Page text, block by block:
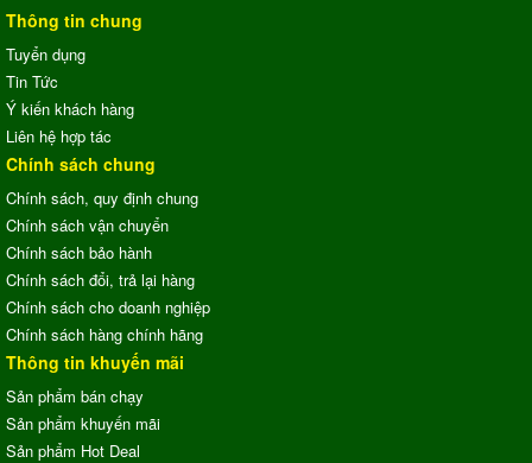
Thông tin chung
Tuyển dụng
Tin Tức
Ý kiến khách hàng
Liên hệ hợp tác
Chính sách chung
Chính sách, quy định chung
Chính sách vận chuyển
Chính sách bảo hành
Chính sách đổi, trả lại hàng
Chính sách cho doanh nghiệp
Chính sách hàng chính hãng
Thông tin khuyến mãi
Sản phẩm bán chạy
Sản phẩm khuyến mãi
Sản phẩm Hot Deal